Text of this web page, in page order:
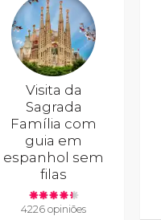
Visita da
Sagrada
Família com
guia em
espanhol sem
filas
4226 opiniões